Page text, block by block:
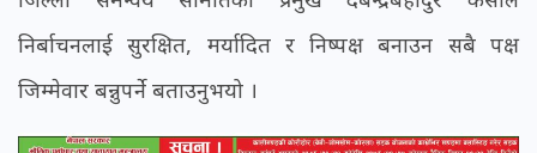
निर्बाचनलाई सुरक्षित, मर्यादित र निष्पक्ष बनाउन सबै पक्ष
जिम्मेवार बन्नुपर्ने बताउनुभयो ।